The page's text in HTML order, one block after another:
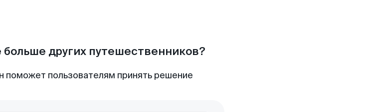
больше других путешественников?
поможет пользователям принять решение